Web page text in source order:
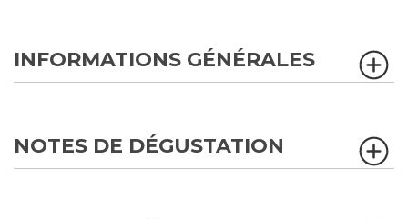
INFORMATIONS GÉNÉRALES
NOTES DE DÉGUSTATION